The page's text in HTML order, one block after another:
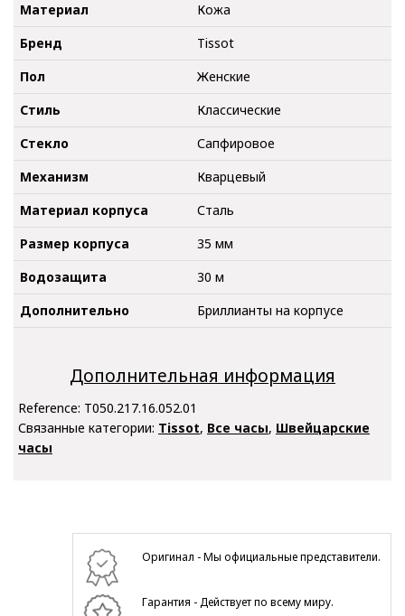
Материал
Кожа
Бренд
Tissot
Пол
Женские
Стиль
Классические
Стекло
Сапфировое
Механизм
Кварцевый
Материал корпуса
Сталь
Размер корпуса
35 мм
Водозащита
30 м
Дополнительно
Бриллианты на корпусе
Дополнительная информация
Reference: T050.217.16.052.01
Связанные категории: Tissot, Все часы, Швейцарские
часы
Оригинал - Мы официальные представители.
Гарантия - Действует по всему миру.